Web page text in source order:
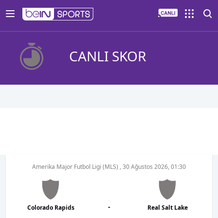
CANLI SKOR
Amerika Major Futbol Ligi (MLS) , 30 Ağustos 2026, 01:30
Colorado Rapids - Real Salt Lake